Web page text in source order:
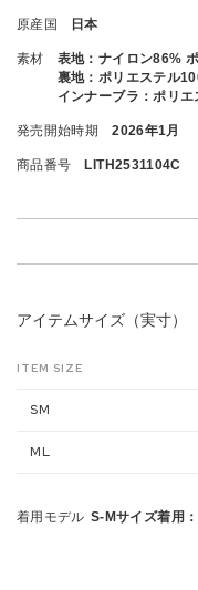
原産国 日本
素材
表地：ナイロン86%
裏地：ポリエステル
インナーブラ：ポリ
発売開始時期 2026年1月
商品番号 LITH2531104C
アイテムサイズ（実寸）
ITEM SIZE
SM
ML
着用モデル S-Mサイズ着用